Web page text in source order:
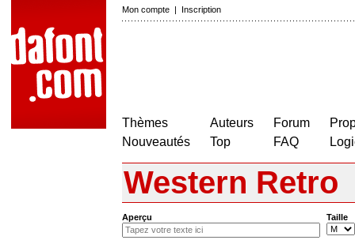
Mon compte | Inscription
Thèmes
Nouveautés
Auteurs
Top
Forum
FAQ
Western Retro
Aperçu Taille